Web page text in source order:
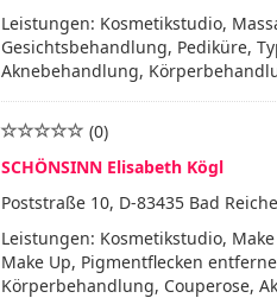
Leistungen: Kosmetikstudio,
Gesichtsbehandlung, Pediküre,
Aknebehandlung,
(0)
SCHÖNSINN Elisabeth Kögl
Poststraße 10, D-83435 Bad
Leistungen: Kosmetikstudio,
Make Up, Pigmentflecken
Körperbehandlung, Couperose,